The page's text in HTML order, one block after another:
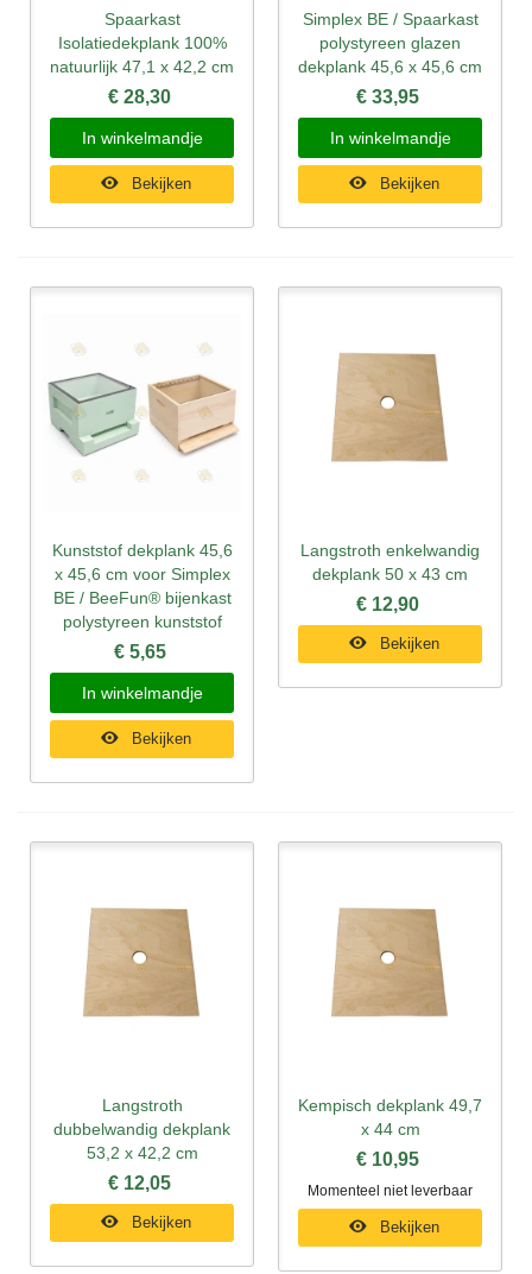
Spaarkast
Isolatiedekplank 100%
natuurlijk 47,1 x 42,2 cm
€ 28,30
In winkelmandje
Bekijken
Simplex BE / Spaarkast
polystyreen glazen
dekplank 45,6 x 45,6 cm
€ 33,95
In winkelmandje
Bekijken
Kunststof dekplank 45,6
x 45,6 cm voor Simplex
BE / BeeFun® bijenkast
polystyreen kunststof
€ 5,65
In winkelmandje
Bekijken
Langstroth enkelwandig
dekplank 50 x 43 cm
€ 12,90
Bekijken
Langstroth
dubbelwandig dekplank
53,2 x 42,2 cm
€ 12,05
Bekijken
Kempisch dekplank 49,7
x 44 cm
€ 10,95
Momenteel niet leverbaar
Bekijken